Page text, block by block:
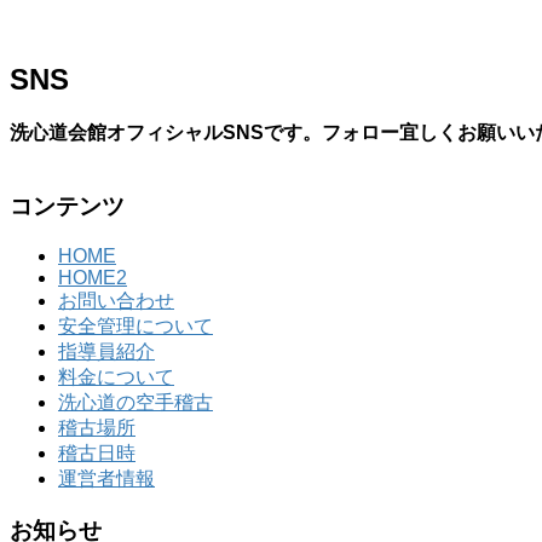
SNS
洗心道会館オフィシャルSNSです。フォロー宜しくお願いい
コンテンツ
HOME
HOME2
お問い合わせ
安全管理について
指導員紹介
料金について
洗心道の空手稽古
稽古場所
稽古日時
運営者情報
お知らせ